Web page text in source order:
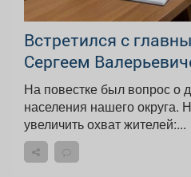
Встретился с
Сергеем
На повестке был вопрос о
населения нашего округа.
увеличить охват жителей:...